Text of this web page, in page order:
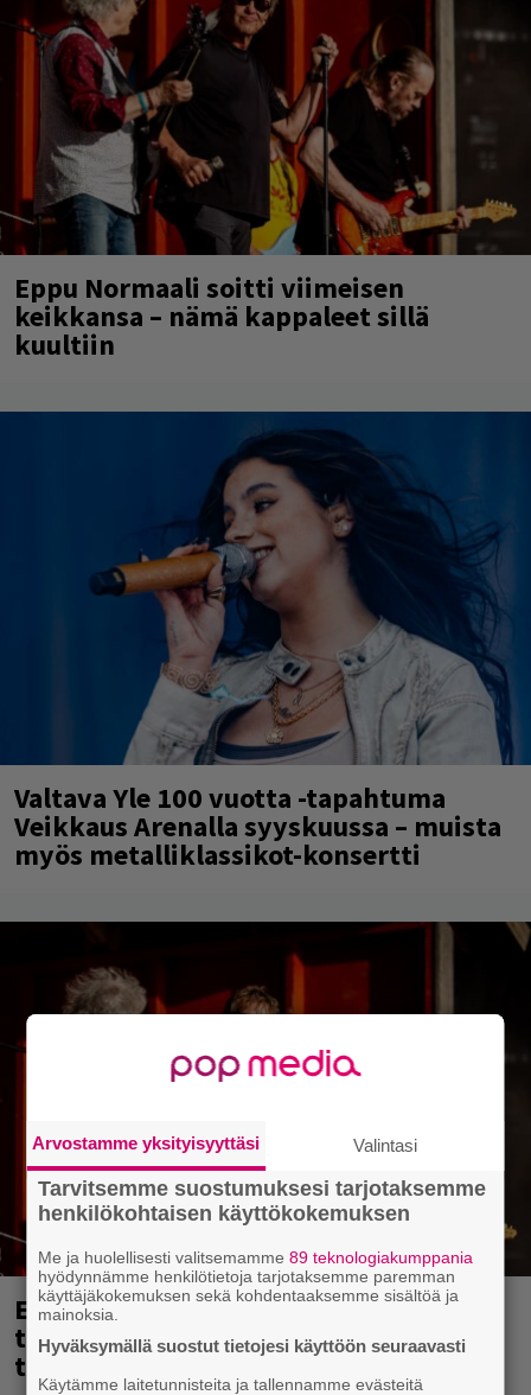
Eppu Normaali soitti viimeisen
keikkansa – nämä kappaleet sillä
kuultiin
Valtava Yle 100 vuotta -tapahtuma
Veikkaus Arenalla syyskuussa – muista
myös metalliklassikot-konsertti
Eppu Normaalin viimeinen keikka
tänään – katso kuvagalleria torstailta
täältä
Arvostamme yksityisyyttäsi Valintasi
Tarvitsemme suostumuksesi tarjotaksemme
henkilökohtaisen käyttökokemuksen
Me ja huolellisesti valitsemamme89 teknologiakumppania
hyödynnämme henkilötietoja tarjotaksemme paremman
käyttäjäkokemuksen sekä kohdentaaksemme sisältöä ja
mainoksia.
Hyväksymällä suostut tietojesi käyttöön seuraavasti
Käytämme laitetunnisteita ja tallennamme evästeitä